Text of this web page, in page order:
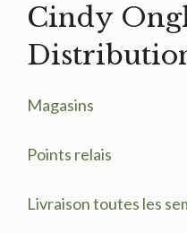
Cindy
Magasins
Points relais
Livraison toutes les